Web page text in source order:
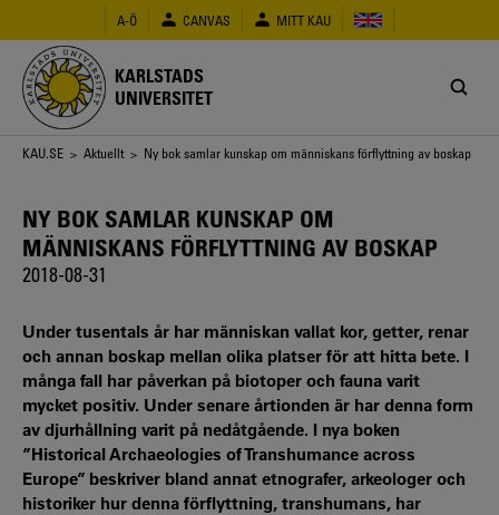
huvudinnehåll
A-Ö CANVAS MITT KAU
KARLSTADS
UNIVERSITET
Länkstig
KAU.SE > Aktuellt > Ny bok samlar kunskap om människans förflyttning av boskap
NY BOK SAMLAR KUNSKAP OM
MÄNNISKANS FÖRFLYTTNING AV BOSKAP
2018-08-31
Under tusentals år har människan vallat kor, getter, renar
och annan boskap mellan olika platser för att hitta bete. I
många fall har påverkan på biotoper och fauna varit
mycket positiv. Under senare årtionden är har denna form
av djurhållning varit på nedåtgående. I nya boken
”Historical Archaeologies of Transhumance across
Europe” beskriver bland annat etnografer, arkeologer och
historiker hur denna förflyttning, transhumans, har